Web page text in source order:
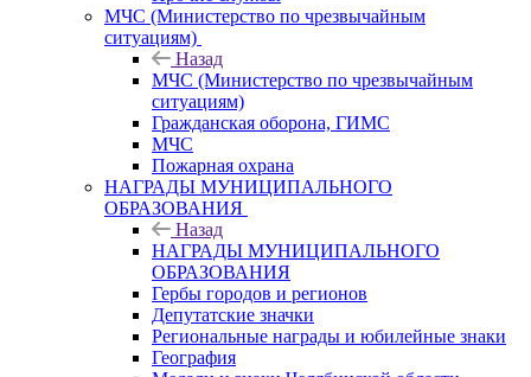
МЧС (Министерство по чрезвычайным
ситуациям)
Назад
МЧС (Министерство по чрезвычайным
ситуациям)
Гражданская оборона, ГИМС
МЧС
Пожарная охрана
НАГРАДЫ МУНИЦИПАЛЬНОГО
ОБРАЗОВАНИЯ
Назад
НАГРАДЫ МУНИЦИПАЛЬНОГО
ОБРАЗОВАНИЯ
Гербы городов и регионов
Депутатские значки
Региональные награды и юбилейные знаки
География